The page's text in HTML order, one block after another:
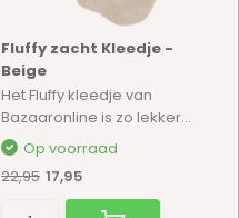
Fluffy zacht Kleedje -
Beige
Het Fluffy kleedje van
Bazaaronline is zo lekker...
Op voorraad
22,95 17,95